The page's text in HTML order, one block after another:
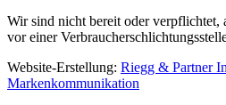
Wir sind nicht bereit oder verpflichtet,
vor einer
Website-Erstellung: Riegg & Partner
Markenkommunikation